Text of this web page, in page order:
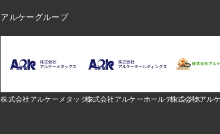
アルケーグループ
株式会社アルケーメタックス株式会社アルケーホールディングス
株式会社アル